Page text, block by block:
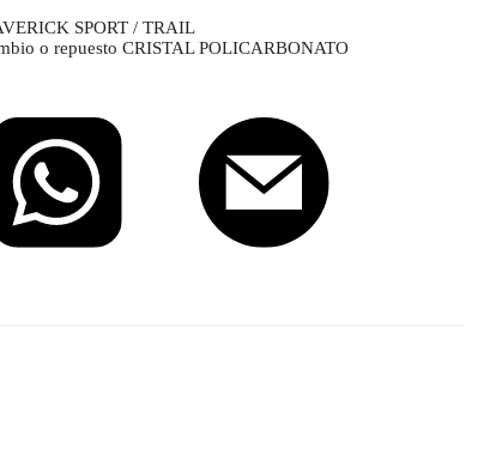
SPORT / TRAIL
o repuesto CRISTAL POLICARBONATO